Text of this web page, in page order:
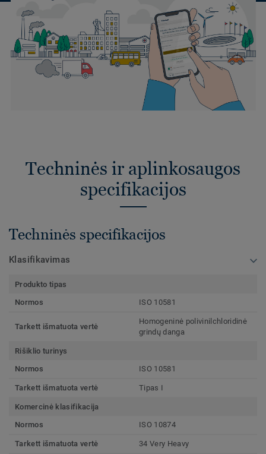
Techninės ir aplinkosaugos
specifikacijos
Techninės specifikacijos
Klasifikavimas
Produkto tipas
Normos
ISO 10581
Tarkett išmatuota vertė
Homogeninė polivinilchloridinė
grindų danga
Rišiklio turinys
Normos
ISO 10581
Tarkett išmatuota vertė Tipas I
Komercinė klasifikacija
Normos
ISO 10874
Tarkett išmatuota vertė 34 Very Heavy